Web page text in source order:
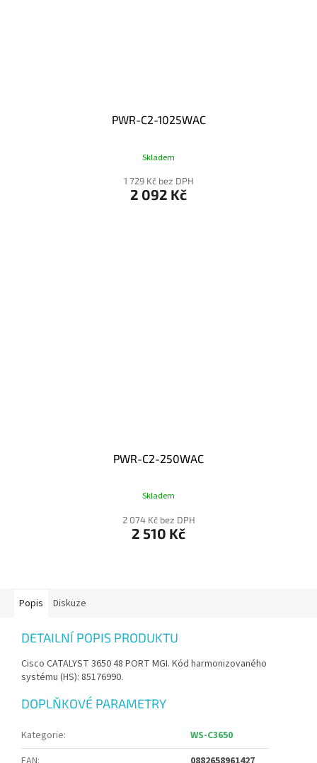
PWR-C2-1025WAC
Skladem
1 729 Kč bez DPH
2 092 Kč
PWR-C2-250WAC
Skladem
2 074 Kč bez DPH
2 510 Kč
Popis Diskuze
DETAILNÍ POPIS PRODUKTU
Cisco CATALYST 3650 48 PORT MGI. Kód harmonizovaného
systému (HS): 85176990.
DOPLŇKOVÉ PARAMETRY
Kategorie:
WS-C3650